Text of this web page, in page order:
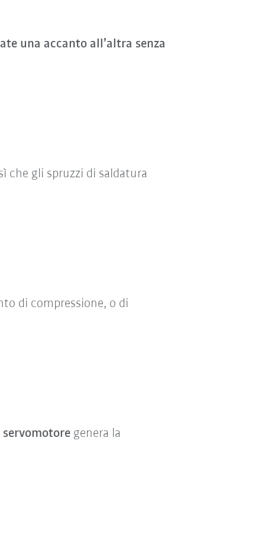
una accanto all’altra senza
che gli spruzzi di saldatura
di compressione, o di
genera la